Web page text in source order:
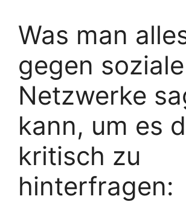
Was man
gegen soziale
Netzwerke
kann, um es
kritisch zu
hinterfragen: